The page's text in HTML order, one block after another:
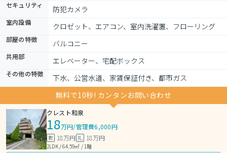
セキュリティ 防犯カメラ
室内設備 クロゼット、エアコン、室内洗濯置、フローリング
部屋の特徴 バルコニー
共用部 エレベーター、宅配ボックス
その他の特徴
下水、公営水道、家賃保証付き、都市ガス
無料で10秒! カンタンお問い合わせ
クレスト和泉
18万円/管理費6,000円
敷 18万円 礼 18万円
2LDK / 64.59㎡ / 1階